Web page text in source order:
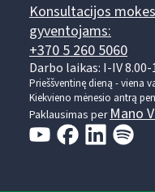
Konsultacijos
gyventojams:
+370 5 260 5060
Darbo laikas: I-IV 8.00-
Prieššventinę dieną - viena
Kiekvieno mėnesio antrą
Paklausimas per Mano